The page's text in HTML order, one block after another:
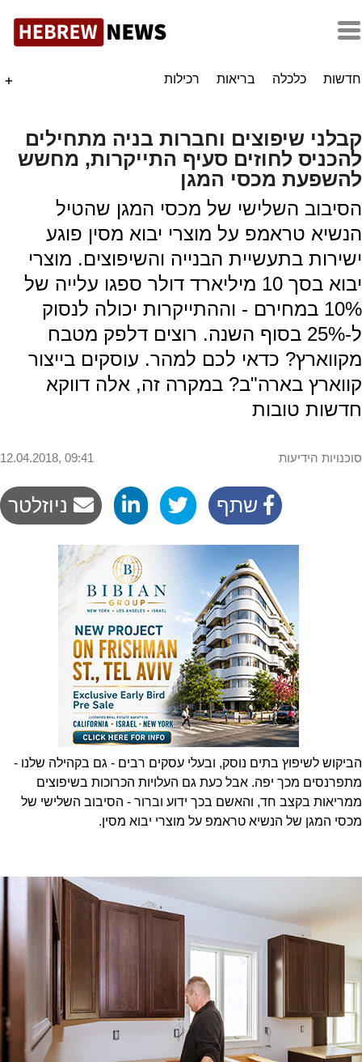
+ חדשות כלכלה בריאות רכילות
קבלני שיפוצים וחברות בניה מתחילים
להכניס לחוזים סעיף התייקרות, מחשש
להשפעת מכסי המגן
הסיבוב השלישי של מכסי המגן שהטיל
הנשיא טראמפ על מוצרי יבוא מסין פוגע
ישירות בתעשיית הבנייה והשיפוצים. מוצרי
יבוא בסך 10 מיליארד דולר ספגו עלייה של
10% במחירם - וההתייקרות יכולה לנסוק
ל-25% בסוף השנה. רוצים דלפק מטבח
מקווארץ? כדאי לכם למהר. עוסקים בייצור
קווארץ בארה"ב? במקרה זה, אלה דווקא
חדשות טובות
12.04.2018, 09:41 סוכנויות הידיעות
הביקוש לשיפוץ בתים נוסק, ובעלי עסקים רבים - גם בקהילה שלנו -
מתפרנסים מכך יפה. אבל כעת גם העלויות הכרוכות בשיפוצים
ממריאות בקצב חד, והאשם בכך ידוע וברור - הסיבוב השלישי של
מכסי המגן של הנשיא טראמפ על מוצרי יבוא מסין.